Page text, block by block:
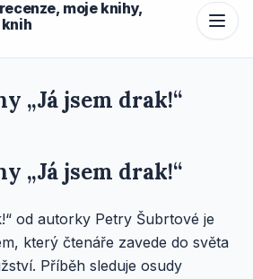
moje knihy,
„Já jsem drak!“
„Já jsem drak!“
od autorky Petry Šubrtové je
který čtenáře zavede do světa
Příběh sleduje osudy